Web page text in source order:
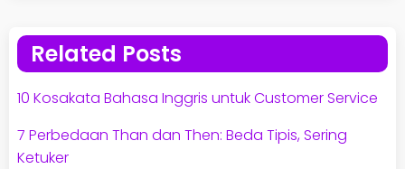
Related Posts
10 Kosakata Bahasa Inggris untuk Customer Service
7 Perbedaan Than dan Then: Beda Tipis, Sering
Ketuker